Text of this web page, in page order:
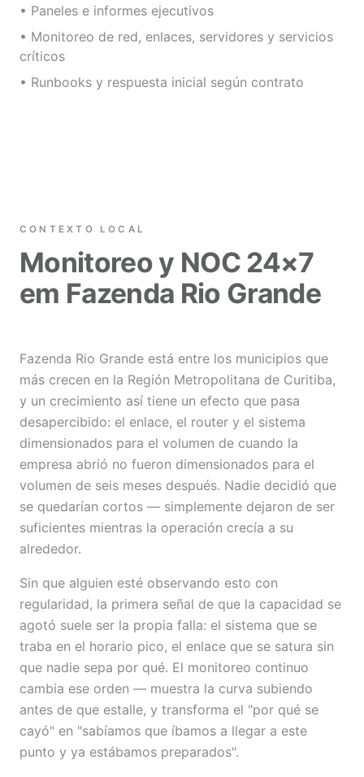
• Paneles e informes ejecutivos
• Monitoreo de red, enlaces, servidores y servicios
críticos
• Runbooks y respuesta inicial según contrato
CONTEXTO LOCAL
Monitoreo y NOC 24×7
em Fazenda Rio Grande
Fazenda Rio Grande está entre los municipios que
más crecen en la Región Metropolitana de Curitiba,
y un crecimiento así tiene un efecto que pasa
desapercibido: el enlace, el router y el sistema
dimensionados para el volumen de cuando la
empresa abrió no fueron dimensionados para el
volumen de seis meses después. Nadie decidió que
se quedarían cortos — simplemente dejaron de ser
suficientes mientras la operación crecía a su
alrededor.
Sin que alguien esté observando esto con
regularidad, la primera señal de que la capacidad se
agotó suele ser la propia falla: el sistema que se
traba en el horario pico, el enlace que se satura sin
que nadie sepa por qué. El monitoreo continuo
cambia ese orden — muestra la curva subiendo
antes de que estalle, y transforma el "por qué se
cayó" en "sabíamos que íbamos a llegar a este
punto y ya estábamos preparados".